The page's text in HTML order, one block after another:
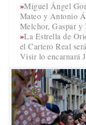
Miguel Ángel
Mateo y Antonio
Melchor, Gaspar y
La Estrella de
el Cartero Real
Visir lo encarnará